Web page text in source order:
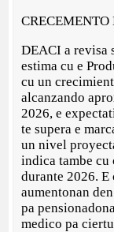
DEACI a revisa
estima cu e
cu un
alcanzando
2026, e
te supera e
un nivel
indica tambe cu
durante 2026.
aumentonan
pa
medico pa